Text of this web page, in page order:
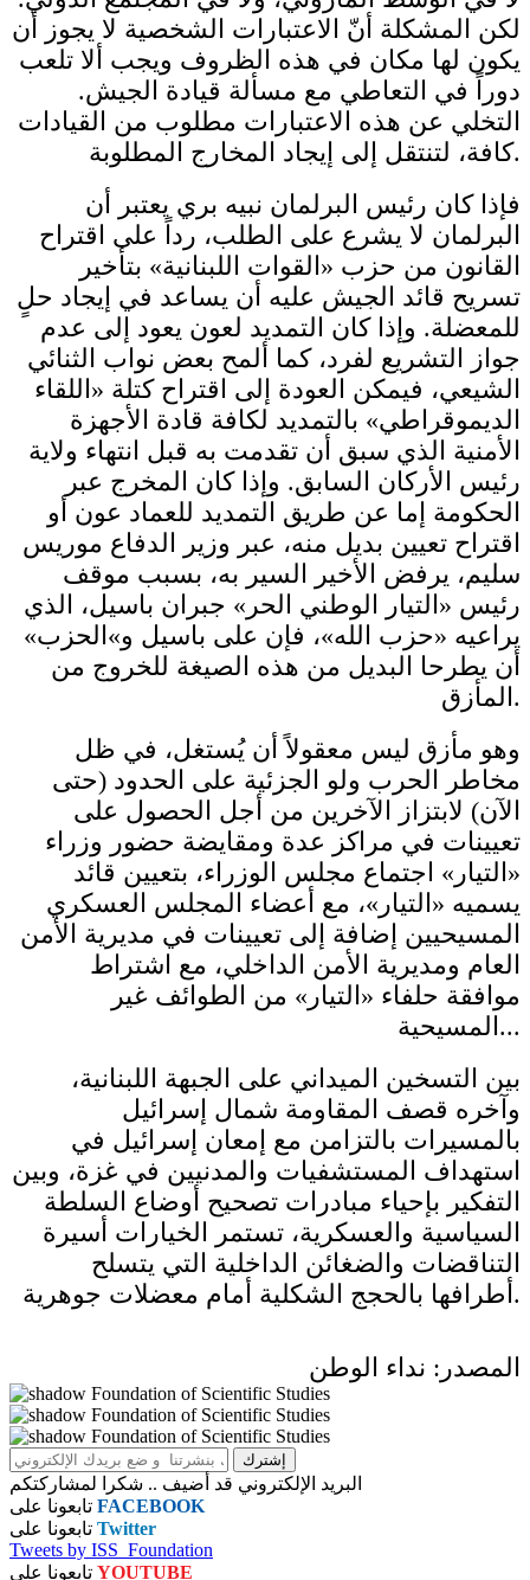
لكن المشكلة أنّ الاعتبارات الشخصية لا يجوز أن
يكون لها مكان في هذه الظروف ويجب ألا تلعب
دوراً في التعاطي مع مسألة قيادة الجيش.
التخلي عن هذه الاعتبارات مطلوب من القيادات
كافة، لتنتقل إلى إيجاد المخارج المطلوبة.
فإذا كان رئيس البرلمان نبيه بري يعتبر أن
البرلمان لا يشرع على الطلب، رداً على اقتراح
القانون من حزب «القوات اللبنانية» بتأخير
تسريح قائد الجيش عليه أن يساعد في إيجاد حلٍ
للمعضلة. وإذا كان التمديد لعون يعود إلى عدم
جواز التشريع لفرد، كما ألمح بعض نواب الثنائي
الشيعي، فيمكن العودة إلى اقتراح كتلة «اللقاء
الديموقراطي» بالتمديد لكافة قادة الأجهزة
الأمنية الذي سبق أن تقدمت به قبل انتهاء ولاية
رئيس الأركان السابق. وإذا كان المخرج عبر
الحكومة إما عن طريق التمديد للعماد عون أو
اقتراح تعيين بديل منه، عبر وزير الدفاع موريس
سليم، يرفض الأخير السير به، بسبب موقف
رئيس «التيار الوطني الحر» جبران باسيل، الذي
يراعيه «حزب الله»، فإن على باسيل و»الحزب»
أن يطرحا البديل من هذه الصيغة للخروج من
المأزق.
وهو مأزق ليس معقولاً أن يُستغل، في ظل
مخاطر الحرب ولو الجزئية على الحدود (حتى
الآن) لابتزاز الآخرين من أجل الحصول على
تعيينات في مراكز عدة ومقايضة حضور وزراء
«التيار» اجتماع مجلس الوزراء، بتعيين قائد
يسميه «التيار»، مع أعضاء المجلس العسكري
المسيحيين إضافة إلى تعيينات في مديرية الأمن
العام ومديرية الأمن الداخلي، مع اشتراط
موافقة حلفاء «التيار» من الطوائف غير
المسيحية...
بين التسخين الميداني على الجبهة اللبنانية،
وآخره قصف المقاومة شمال إسرائيل
بالمسيرات بالتزامن مع إمعان إسرائيل في
استهداف المستشفيات والمدنيين في غزة، وبين
التفكير بإحياء مبادرات تصحيح أوضاع السلطة
السياسية والعسكرية، تستمر الخيارات أسيرة
التناقضات والضغائن الداخلية التي يتسلح
أطرافها بالحجج الشكلية أمام معضلات جوهرية.
المصدر: نداء الوطن
البريد الإلكتروني قد أضيف .. شكرا لمشاركتكم
FACEBOOK
Twitter
Tweets by ISS_Foundation
YOUTUBE